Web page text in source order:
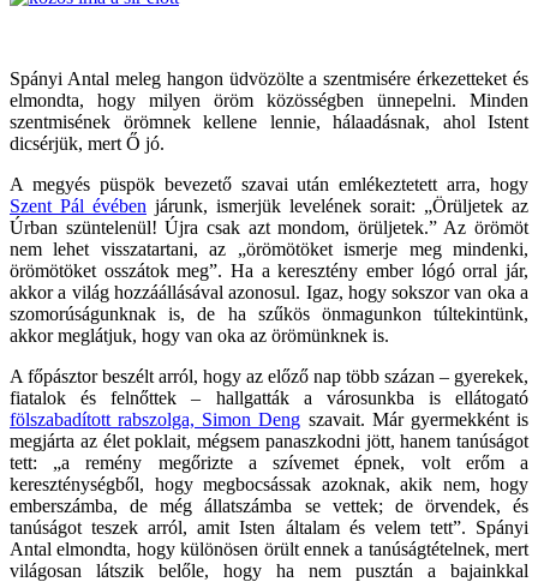
Spányi Antal meleg hangon üdvözölte a szentmisére érkezetteket és
elmondta, hogy milyen öröm közösségben ünnepelni. Minden
szentmisének örömnek kellene lennie, hálaadásnak, ahol Istent
dicsérjük, mert Ő jó.
A megyés püspök bevezető szavai után emlékeztetett arra, hogy
Szent Pál évében járunk, ismerjük levelének sorait: „Örüljetek az
Úrban szüntelenül! Újra csak azt mondom, örüljetek.” Az örömöt
nem lehet visszatartani, az „örömötöket ismerje meg mindenki,
örömötöket osszátok meg”. Ha a keresztény ember lógó orral jár,
akkor a világ hozzáállásával azonosul. Igaz, hogy sokszor van oka a
szomorúságunknak is, de ha szűkös önmagunkon túltekintünk,
akkor meglátjuk, hogy van oka az örömünknek is.
A főpásztor beszélt arról, hogy az előző nap több százan – gyerekek,
fiatalok és felnőttek – hallgatták a városunkba is ellátogató
fölszabadított rabszolga, Simon Deng szavait. Már gyermekként is
megjárta az élet poklait, mégsem panaszkodni jött, hanem tanúságot
tett: „a remény megőrizte a szívemet épnek, volt erőm a
kereszténységből, hogy megbocsássak azoknak, akik nem, hogy
emberszámba, de még állatszámba se vettek; de örvendek, és
tanúságot teszek arról, amit Isten általam és velem tett”. Spányi
Antal elmondta, hogy különösen örült ennek a tanúságtételnek, mert
világosan látszik belőle, hogy ha nem pusztán a bajainkkal